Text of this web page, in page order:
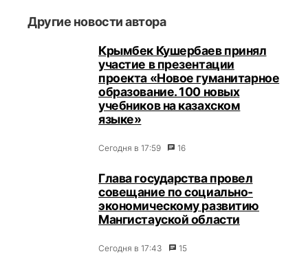
Другие новости автора
Крымбек Кушербаев принял
участие в презентации
проекта «Новое гуманитарное
образование. 100 новых
учебников на казахском
языке»
Сегодня в 17:59 16
Глава государства провел
совещание по социально-
экономическому развитию
Мангистауской области
Сегодня в 17:43 15